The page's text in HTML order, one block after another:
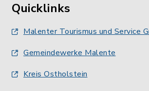
Quicklinks
Malenter Tourismus und Service
Gemeindewerke Malente
Kreis Ostholstein